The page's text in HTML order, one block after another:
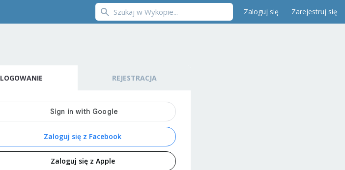
Zaloguj się Zarejestruj się
LOGOWANIE REJESTRACJA
Zaloguj się z Facebook
Zaloguj się z Apple